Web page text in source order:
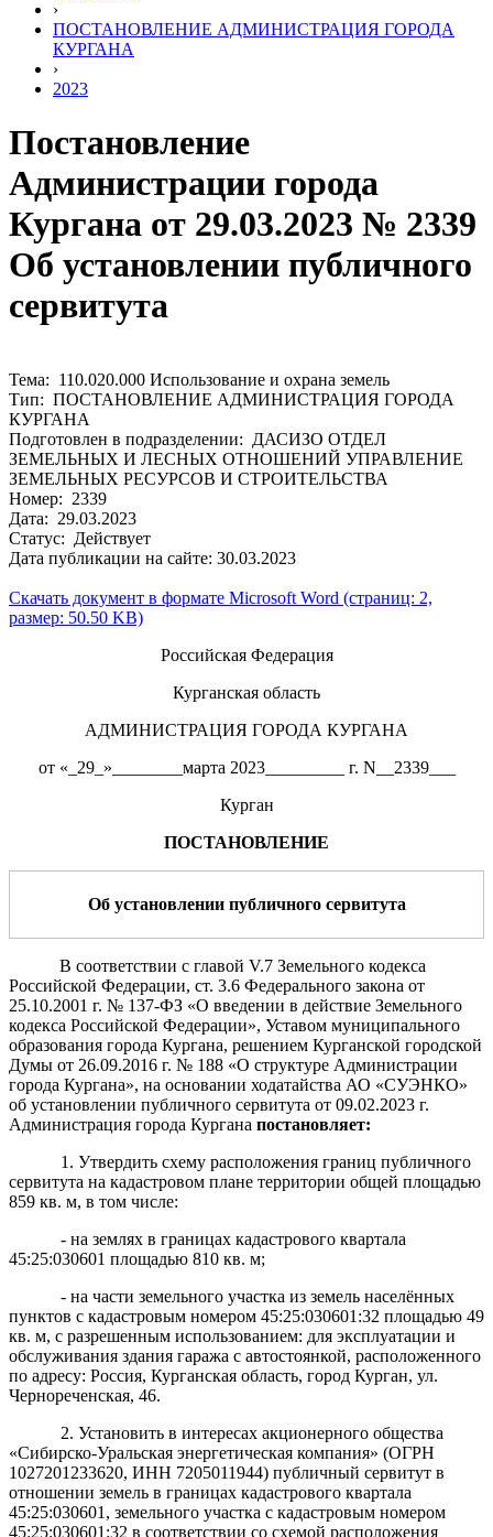
›
ПОСТАНОВЛЕНИЕ АДМИНИСТРАЦИЯ ГОРОДА
КУРГАНА
›
2023
Постановление
Администрации города
Кургана от 29.03.2023 № 2339
Об установлении публичного
сервитута
Тема: 110.020.000 Использование и охрана земель
Тип: ПОСТАНОВЛЕНИЕ АДМИНИСТРАЦИЯ ГОРОДА
КУРГАНА
Подготовлен в подразделении: ДАСИЗО ОТДЕЛ
ЗЕМЕЛЬНЫХ И ЛЕСНЫХ ОТНОШЕНИЙ УПРАВЛЕНИЕ
ЗЕМЕЛЬНЫХ РЕСУРСОВ И СТРОИТЕЛЬСТВА
Номер: 2339
Дата: 29.03.2023
Статус: Действует
Дата публикации на сайте: 30.03.2023
Скачать документ в формате Microsoft Word (страниц: 2,
размер: 50.50 KB)
Российская Федерация
Курганская область
АДМИНИСТРАЦИЯ ГОРОДА КУРГАНА
от «_29_»________марта 2023_________ г. N__2339___
Курган
ПОСТАНОВЛЕНИЕ
Об установлении публичного сервитута
В соответствии с главой V.7 Земельного кодекса
Российской Федерации, ст. 3.6 Федерального закона от
25.10.2001 г. № 137-ФЗ «О введении в действие Земельного
кодекса Российской Федерации», Уставом муниципального
образования города Кургана, решением Курганской городской
Думы от 26.09.2016 г. № 188 «О структуре Администрации
города Кургана», на основании ходатайства АО «СУЭНКО»
об установлении публичного сервитута от 09.02.2023 г.
Администрация города Кургана постановляет:
1. Утвердить схему расположения границ публичного
сервитута на кадастровом плане территории общей площадью
859 кв. м, в том числе:
- на землях в границах кадастрового квартала
45:25:030601 площадью 810 кв. м;
- на части земельного участка из земель населённых
пунктов с кадастровым номером 45:25:030601:32 площадью 49
кв. м, с разрешенным использованием: для эксплуатации и
обслуживания здания гаража с автостоянкой, расположенного
по адресу: Россия, Курганская область, город Курган, ул.
Чернореченская, 46.
2. Установить в интересах акционерного общества
«Сибирско-Уральская энергетическая компания» (ОГРН
1027201233620, ИНН 7205011944) публичный сервитут в
отношении земель в границах кадастрового квартала
45:25:030601, земельного участка с кадастровым номером
45:25:030601:32 в соответствии со схемой расположения